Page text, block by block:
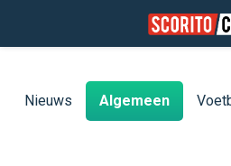
Nieuws Algemeen